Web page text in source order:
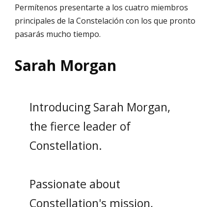
Permítenos presentarte a los cuatro miembros
principales de la Constelación con los que pronto
pasarás mucho tiempo.
Sarah Morgan
Introducing Sarah Morgan,
the fierce leader of
Constellation.
Passionate about
Constellation's mission,